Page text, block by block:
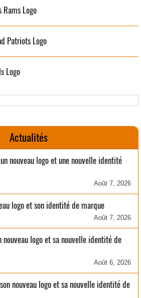
Rams Logo
Patriots Logo
Logo
Actualités
nouveau logo et une nouvelle identité
Août 7, 2026
logo et son identité de marque
Août 7, 2026
nouveau logo et sa nouvelle identité de
Août 6, 2026
nouveau logo et sa nouvelle identité de